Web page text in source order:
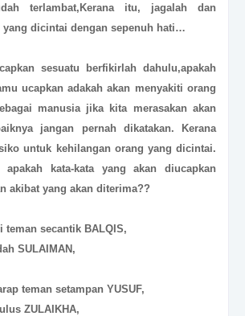
terlambat,Kerana itu, jagalah dan
yang dicintai dengan sepenuh hati…
sesuatu berfikirlah dahulu,apakah
ucapkan adakah akan menyakiti orang
manusia jika kita merasakan akan
jangan pernah dikatakan. Kerana
untuk kehilangan orang yang dicintai.
kata-kata yang akan diucapkan
akibat yang akan diterima??
teman secantik BALQIS,
SULAIMAN,
teman setampan YUSUF,
ZULAIKHA,